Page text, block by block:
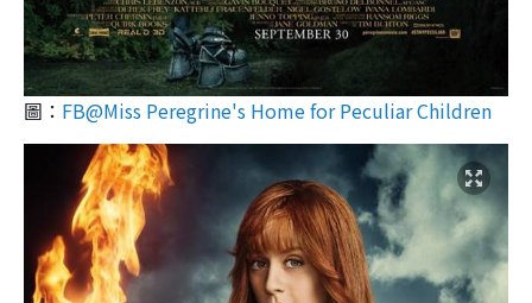
圖： FB@Miss Peregrine's Home for Peculiar Children